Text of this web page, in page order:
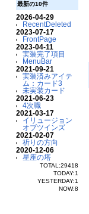
最新の10件
2026-04-29
RecentDeleted
2023-07-17
FrontPage
2023-04-11
実装完了項目
MenuBar
2021-09-21
実装済みアイテ
ム：カード3
未実装カード
2021-06-23
4次職
2021-03-17
イリュージョン
オブツインズ
2021-02-07
祈りの方向
2020-12-06
星座の塔
TOTAL:29418
TODAY:1
YESTERDAY:1
NOW:8